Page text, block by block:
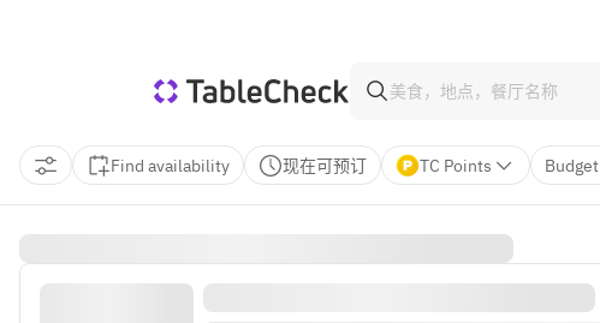
Find availability 现在可预订 TC Points Budget